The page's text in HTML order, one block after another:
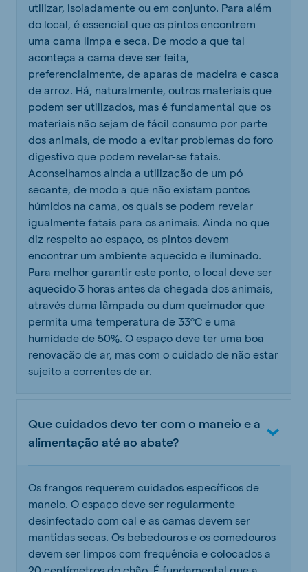
utilizar, isoladamente ou em conjunto. Para além
do local, é essencial que os pintos encontrem
uma cama limpa e seca. De modo a que tal
aconteça a cama deve ser feita,
preferencialmente, de aparas de madeira e casca
de arroz. Há, naturalmente, outros materiais que
podem ser utilizados, mas é fundamental que os
materiais não sejam de fácil consumo por parte
dos animais, de modo a evitar problemas do foro
digestivo que podem revelar-se fatais.
Aconselhamos ainda a utilização de um pó
secante, de modo a que não existam pontos
húmidos na cama, os quais se podem revelar
igualmente fatais para os animais. Ainda no que
diz respeito ao espaço, os pintos devem
encontrar um ambiente aquecido e iluminado.
Para melhor garantir este ponto, o local deve ser
aquecido 3 horas antes da chegada dos animais,
através duma lâmpada ou dum queimador que
permita uma temperatura de 33ºC e uma
humidade de 50%. O espaço deve ter uma boa
renovação de ar, mas com o cuidado de não estar
sujeito a correntes de ar.
Que cuidados devo ter com o maneio e a
alimentação até ao abate?
Os frangos requerem cuidados específicos de
maneio. O espaço deve ser regularmente
desinfectado com cal e as camas devem ser
mantidas secas. Os bebedouros e os comedouros
devem ser limpos com frequência e colocados a